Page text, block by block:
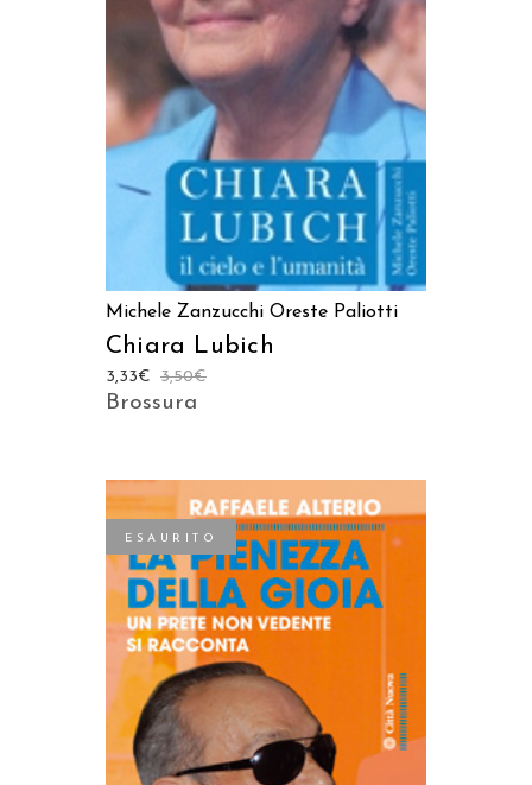
AGGIUNGI AL CARRELLO
Michele Zanzucchi Oreste Paliotti
Chiara Lubich
3,50€
3,33€
Brossura
ESAURITO
LEGGI TUTTO